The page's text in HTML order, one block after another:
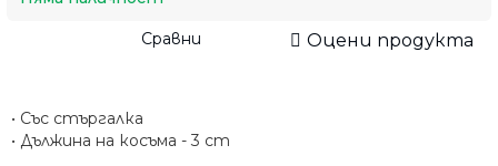
Сравни Оцени продукта
• Със стъргалка
• Дължина на косъма - 3 cm